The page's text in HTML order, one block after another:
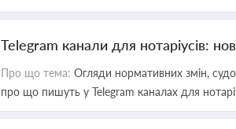
Telegram канали для нотаріусів:
Про що тема: Огляди нормативних змін,
про що пишуть у Telegram каналах для